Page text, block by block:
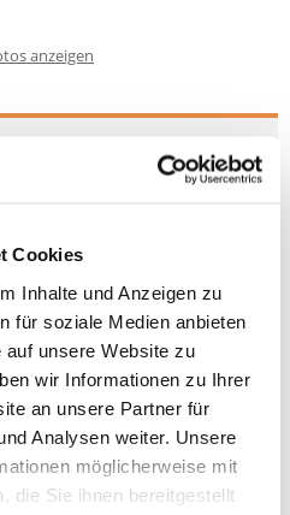
Cookies
Inhalte und Anzeigen zu
für soziale Medien anbieten
unsere Website zu
wir Informationen zu Ihrer
an unsere Partner für
Analysen weiter. Unsere
möglicherweise mit
die Sie ihnen bereitgestellt
anzeigen
regen die Katze zum Jagen an, auf
Spielangeln animieren die Katze